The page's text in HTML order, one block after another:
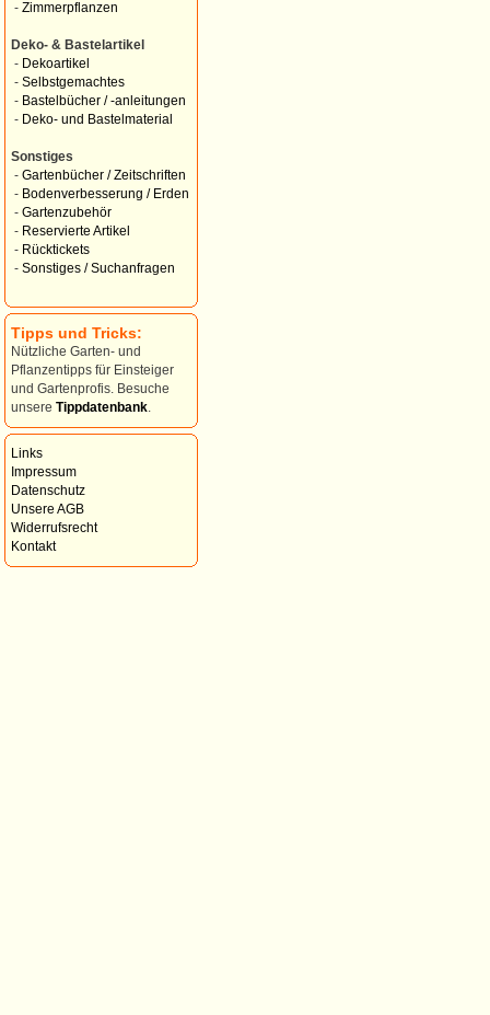
- Zimmerpflanzen
Deko- & Bastelartikel
- Dekoartikel
- Selbstgemachtes
- Bastelbücher / -anleitungen
- Deko- und Bastelmaterial
Sonstiges
- Gartenbücher / Zeitschriften
- Bodenverbesserung / Erden
- Gartenzubehör
- Reservierte Artikel
- Rücktickets
- Sonstiges / Suchanfragen
Tipps und Tricks:
Nützliche Garten- und
Pflanzentipps für Einsteiger
und Gartenprofis. Besuche
unsere Tippdatenbank
Links
Impressum
Datenschutz
Unsere AGB
Widerrufsrecht
Kontakt